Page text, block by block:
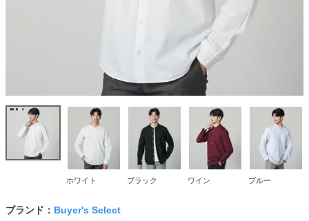
ホワイト ブラック ワイン ブルー
ブランド： Buyer's Select